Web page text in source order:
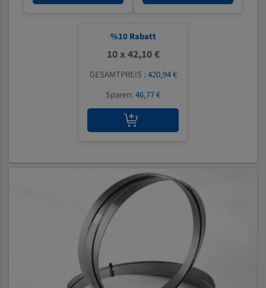
%10 Rabatt
10 x 42,10 €
GESAMTPREIS :420,94 €
Sparen:46,77 €